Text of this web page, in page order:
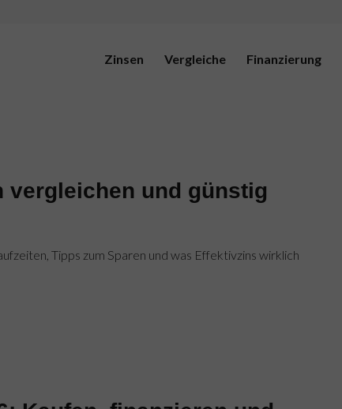
Zinsen Vergleiche Finanzierung
vergleichen und günstig
Tipps zum Sparen und was Effektivzins wirklich